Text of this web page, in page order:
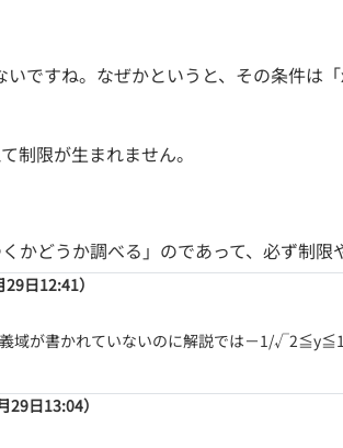
ですね。なぜかというと、その条件は
制限が生まれません。
かどうか調べる」のであって、必ず制限
日12:41）
域が書かれていないのに解説では－1/
29日13:04）